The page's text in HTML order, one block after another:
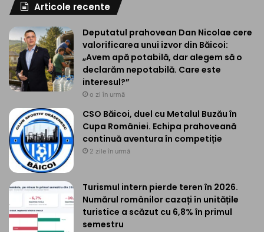
Articole recente
Deputatul prahovean Dan Nicolae cere
valorificarea unui izvor din Băicoi:
„Avem apă potabilă, dar alegem să o
declarăm nepotabilă. Care este
interesul?”
o zi în urmă
CSO Băicoi, duel cu Metalul Buzău în
Cupa României. Echipa prahoveană
continuă aventura în competiție
2 zile în urmă
Turismul intern pierde teren în 2026.
Numărul românilor cazați în unitățile
turistice a scăzut cu 6,8% în primul
semestru